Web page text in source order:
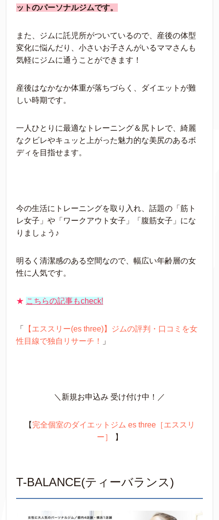
ットのパーソナルジムです。
また、ジムに託児所がついているので、産後の体型
変化に悩んだり、小さいお子さんがいるママさんも
気軽にジムに通うことができます！
産後はなかなか体重が落ちづらく、ダイエットが難
しい時期です。
一人ひとりに最適なトレーニング＆尻トレで、綺麗
なクビレやキュッと上がった魅力的な美尻のあるボ
ディを目指せます。
今の生活にトレーニングを取り入れ、話題の「筋ト
レ女子」や「ワークアウト女子」「腹筋女子」にな
りましょう♪
明るく清潔感のある空間なので、幅広い年齢層の女
性に人気です。
★ こちらの記事もcheck!
「
【エススリー(es three)】ジムの評判・口コミを女
性目線で独自リサーチ！
」
＼新規お申込み 受け付け中！／
【 完全個室のダイエットジム es three［エススリ
ー］
】
T-BALANCE(ティーバランス)